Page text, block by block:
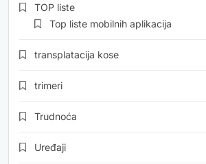
TOP liste
Top liste mobilnih aplikacija
transplatacija kose
trimeri
Trudnoća
Uređaji